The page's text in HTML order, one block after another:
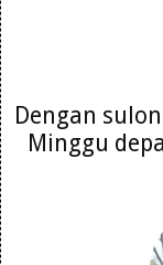
Dengan
Minggu